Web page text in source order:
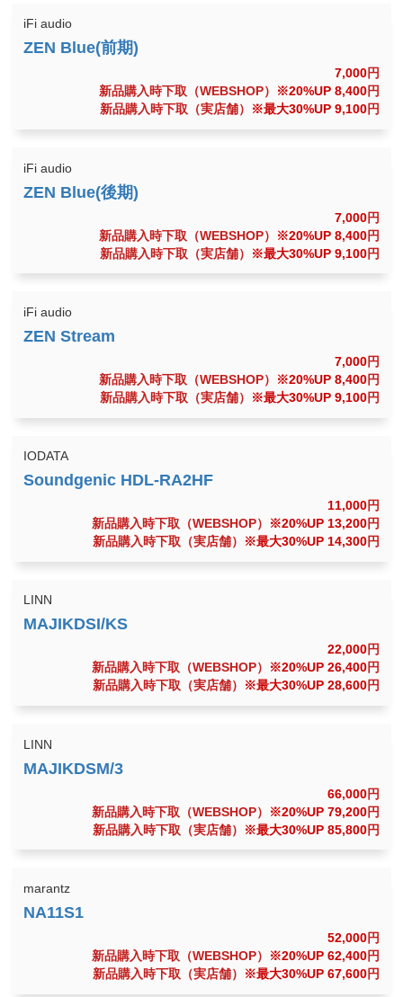
iFi audio
7,000円
新品購入時下取（WEBSHOP）
※20%UP 8,400円
新品購入時下取（実店舗）
※最大30%UP 9,100円
iFi audio
7,000円
新品購入時下取（WEBSHOP）
※20%UP 8,400円
新品購入時下取（実店舗）
※最大30%UP 9,100円
iFi audio
7,000円
新品購入時下取（WEBSHOP）
※20%UP 8,400円
新品購入時下取（実店舗）
※最大30%UP 9,100円
IODATA
11,000円
新品購入時下取（WEBSHOP）
※20%UP 13,200円
新品購入時下取（実店舗）
※最大30%UP 14,300円
LINN
22,000円
新品購入時下取（WEBSHOP）
※20%UP 26,400円
新品購入時下取（実店舗）
※最大30%UP 28,600円
LINN
66,000円
新品購入時下取（WEBSHOP）
※20%UP 79,200円
新品購入時下取（実店舗）
※最大30%UP 85,800円
marantz
52,000円
新品購入時下取（WEBSHOP）
※20%UP 62,400円
新品購入時下取（実店舗）
※最大30%UP 67,600円